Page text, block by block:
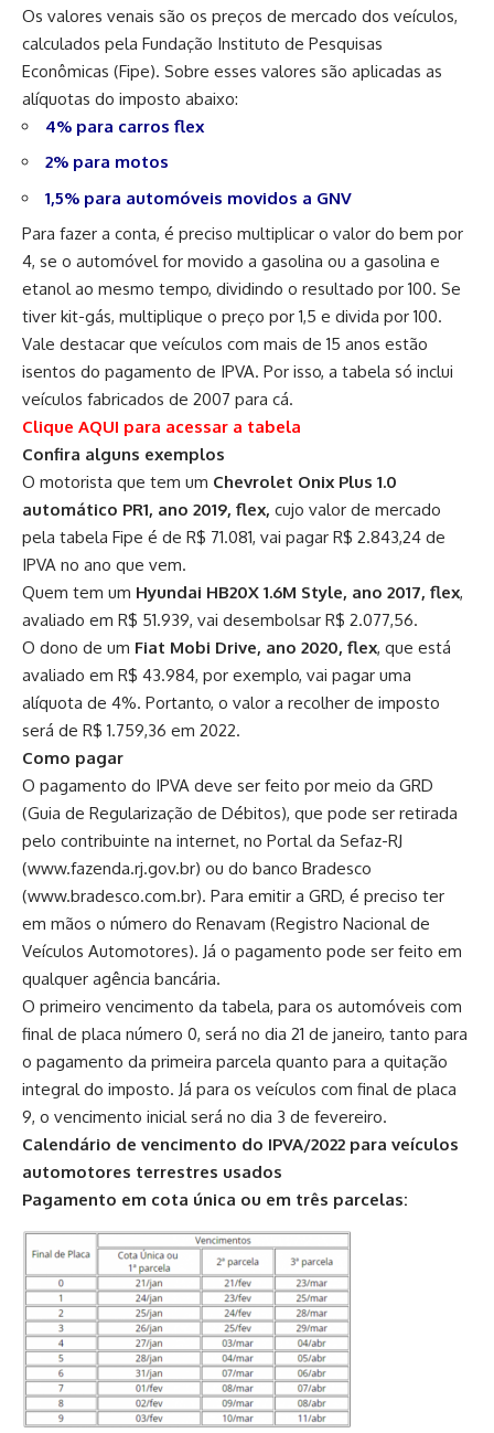
Os valores venais são os preços de mercado dos veículos,
calculados pela Fundação Instituto de Pesquisas
Econômicas (Fipe). Sobre esses valores são aplicadas as
alíquotas do imposto abaixo:
4% para carros flex
2% para motos
1,5% para automóveis movidos a GNV
Para fazer a conta, é preciso multiplicar o valor do bem por
4, se o automóvel for movido a gasolina ou a gasolina e
etanol ao mesmo tempo, dividindo o resultado por 100. Se
tiver kit-gás, multiplique o preço por 1,5 e divida por 100.
Vale destacar que veículos com mais de 15 anos estão
isentos do pagamento de IPVA. Por isso, a tabela só inclui
veículos fabricados de 2007 para cá.
Clique AQUI para acessar a tabela
Confira alguns exemplos
O motorista que tem um Chevrolet Onix Plus 1.0
automático PR1, ano 2019, flex, cujo valor de mercado
pela tabela Fipe é de R$ 71.081, vai pagar R$ 2.843,24 de
IPVA no ano que vem.
Quem tem um Hyundai HB20X 1.6M Style, ano 2017, flex,
avaliado em R$ 51.939, vai desembolsar R$ 2.077,56.
O dono de um Fiat Mobi Drive, ano 2020, flex, que está
avaliado em R$ 43.984, por exemplo, vai pagar uma
alíquota de 4%. Portanto, o valor a recolher de imposto
será de R$ 1.759,36 em 2022.
Como pagar
O pagamento do IPVA deve ser feito por meio da GRD
(Guia de Regularização de Débitos), que pode ser retirada
pelo contribuinte na internet, no Portal da Sefaz-RJ
(www.fazenda.rj.gov.br) ou do banco Bradesco
(www.bradesco.com.br). Para emitir a GRD, é preciso ter
em mãos o número do Renavam (Registro Nacional de
Veículos Automotores). Já o pagamento pode ser feito em
qualquer agência bancária.
O primeiro vencimento da tabela, para os automóveis com
final de placa número 0, será no dia 21 de janeiro, tanto para
o pagamento da primeira parcela quanto para a quitação
integral do imposto. Já para os veículos com final de placa
9, o vencimento inicial será no dia 3 de fevereiro.
Calendário de vencimento do IPVA/2022 para veículos
automotores terrestres usados
Pagamento em cota única ou em três parcelas: